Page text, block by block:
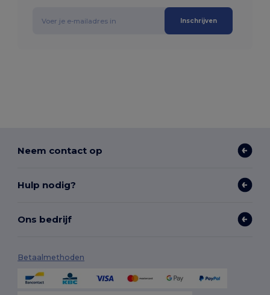
Inschrijven
Neem contact op
Hulp nodig?
Ons bedrijf
Betaalmethoden